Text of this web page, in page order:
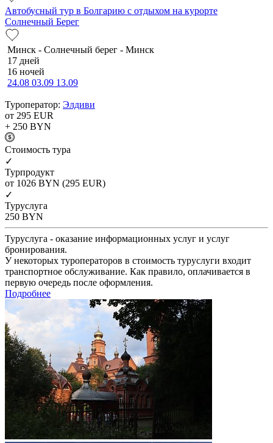
Автобусный тур в Болгарию с отдыхом на курорте
Солнечный Берег
Минск - Солнечный берег - Минск
17 дней
16 ночей
24.08 03.09 13.09
Туроператор: Элдиви
от 295 EUR
+ 250 BYN
Cтоимость тура
✓
Турпродукт
от 1026 BYN (295 EUR)
✓
Туруслуга
250 BYN
Туруслуга - оказание информационных услуг и услуг
бронирования.
У некоторых туроператоров в стоимость туруслуги входит
транспортное обслуживание. Как правило, оплачивается в
первую очередь после оформления.
Подробнее